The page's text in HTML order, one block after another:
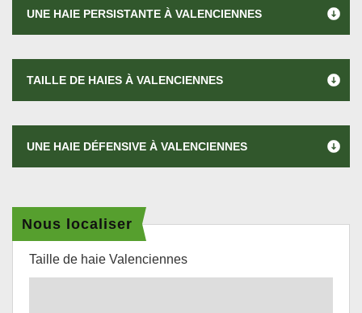
UNE HAIE PERSISTANTE À VALENCIENNES
TAILLE DE HAIES À VALENCIENNES
UNE HAIE DÉFENSIVE À VALENCIENNES
Nous localiser
Taille de haie Valenciennes